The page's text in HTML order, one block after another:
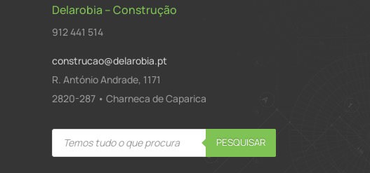
Delarobia – Construção
912 441 514
construcao@delarobia.pt
R. António Andrade, 1171
2820-287 • Charneca de Caparica
Products
search PESQUISAR